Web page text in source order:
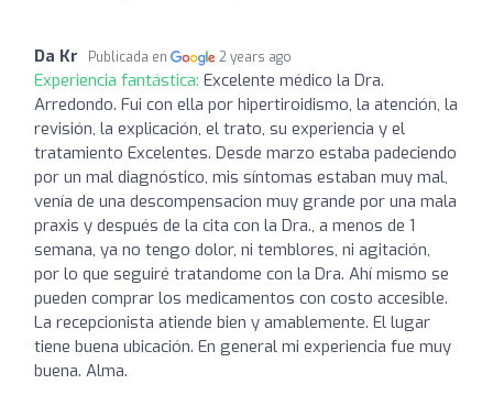
Da Kr Publicada en 2 years ago
Experiencia fantástica: Excelente médico la Dra.
Arredondo. Fui con ella por hipertiroidismo, la atención, la
revisión, la explicación, el trato, su experiencia y el
tratamiento Excelentes. Desde marzo estaba padeciendo
por un mal diagnóstico, mis síntomas estaban muy mal,
venía de una descompensacion muy grande por una mala
praxis y después de la cita con la Dra., a menos de 1
semana, ya no tengo dolor, ni temblores, ni agitación,
por lo que seguiré tratandome con la Dra. Ahí mismo se
pueden comprar los medicamentos con costo accesible.
La recepcionista atiende bien y amablemente. El lugar
tiene buena ubicación. En general mi experiencia fue muy
buena. Alma.